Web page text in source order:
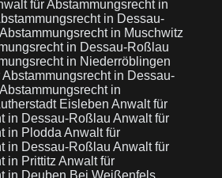
für Abstammungsrecht in
in Dessau-
in Muschwitz
in Dessau-Roßlau
in Niederröblingen
in Dessau-
in
Eisleben Anwalt für
in Dessau-Roßlau Anwalt für
in Plodda Anwalt für
in Dessau-Roßlau Anwalt für
in Prittitz Anwalt für
in Deuben Bei Weißenfels